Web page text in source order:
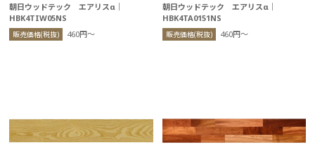
朝日ウッドテック エアリスα｜
HBK4TIW05NS
販売価格(税抜) 460円〜
朝日ウッドテック エアリスα｜
HBK4TA0151NS
販売価格(税抜) 460円〜